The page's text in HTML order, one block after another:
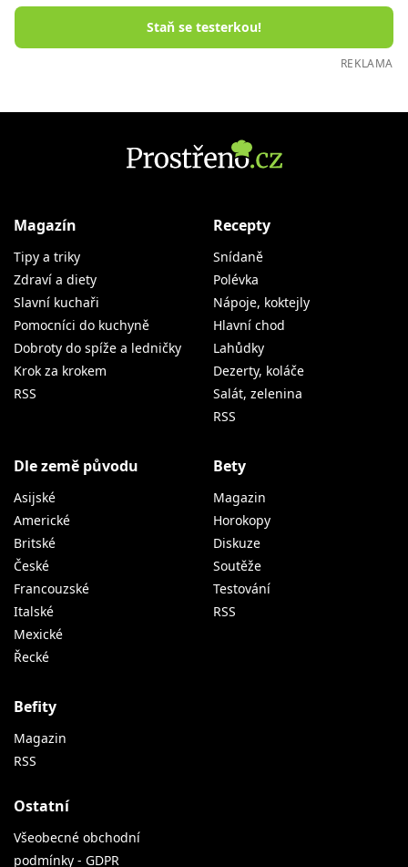
Staň se testerkou!
REKLAMA
Magazín
Tipy a triky
Zdraví a diety
Slavní kuchaři
Pomocníci do kuchyně
Dobroty do spíže a ledničky
Krok za krokem
RSS
Recepty
Snídaně
Polévka
Nápoje, koktejly
Hlavní chod
Lahůdky
Dezerty, koláče
Salát, zelenina
RSS
Dle země původu
Asijské
Americké
Britské
České
Francouzské
Italské
Mexické
Řecké
Bety
Magazin
Horokopy
Diskuze
Soutěže
Testování
RSS
Befity
Magazin
RSS
Ostatní
Všeobecné obchodní
podmínky - GDPR